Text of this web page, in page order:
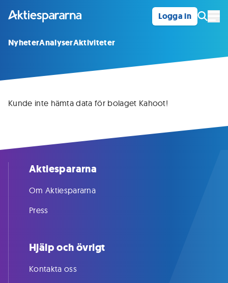
Logga in
NyheterAnalyserAktiviteter
Kunde inte hämta data för bolaget Kahoot!
Aktiespararna
Om Aktiespararna
Press
Hjälp och övrigt
Kontakta oss